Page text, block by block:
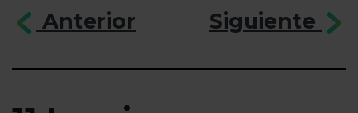
Anterior Siguiente